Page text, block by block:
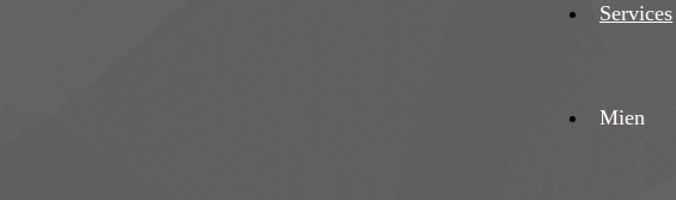
Services
Mien